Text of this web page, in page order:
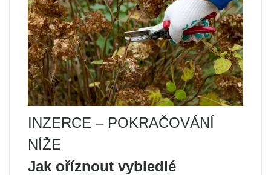
INZERCE – POKRAČOVÁNÍ
NÍŽE
Jak oříznout vybledlé